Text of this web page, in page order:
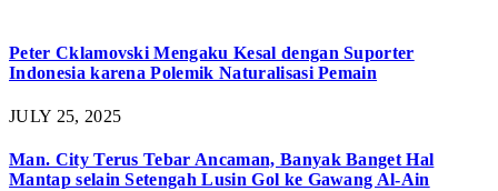
Peter Cklamovski Mengaku Kesal dengan Suporter
Indonesia karena Polemik Naturalisasi Pemain
JULY 25, 2025
Man. City Terus Tebar Ancaman, Banyak Banget Hal
Mantap selain Setengah Lusin Gol ke Gawang Al-Ain